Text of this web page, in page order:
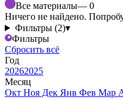
Все материалы— 0
Ничего не найдено.
Фильтры (2)▾
Фильтры
Сбросить всё
Год
20262025
Месяц
Окт Ноя Дек Янв Фев Мар